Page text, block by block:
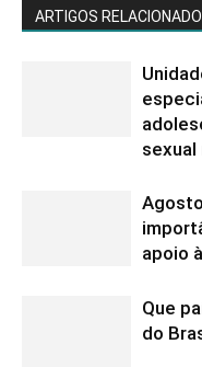
ARTIGOS
sexual
apoio
Que
do